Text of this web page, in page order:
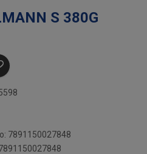
S 380G
7891150027848